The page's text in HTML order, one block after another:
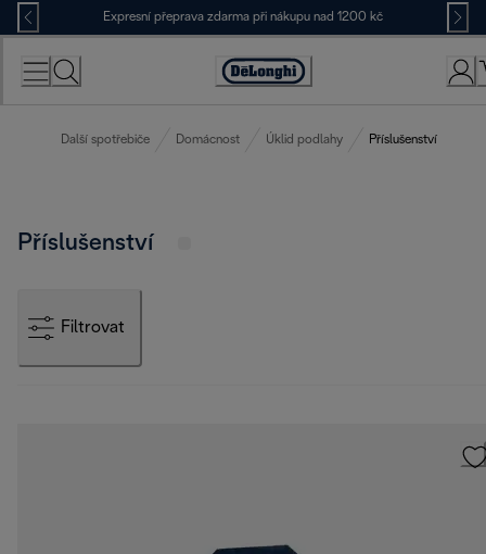
Skip
to
Content
Expresní přeprava zdarma při nákupu nad 1200 kč
Accessibility
Další spotřebiče Domácnost Úklid podlahy Příslušenství
Příslušenství
Filtrovat